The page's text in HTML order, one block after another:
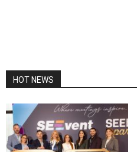
HOT NEWS